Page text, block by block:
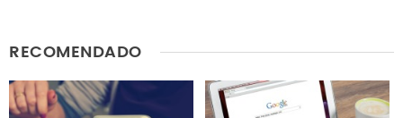
Otro
RECOMENDADO